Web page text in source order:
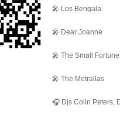
🎤 Los Bengala
🎤 Dear Joanne
🎤 The Small
🎤 The Metrallas
🎧 Djs Colin Peters,